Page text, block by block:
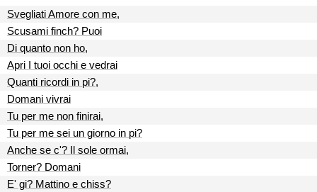
Svegliati Amore con me,
Scusami finch? Puoi
Di quanto non ho,
Apri I tuoi occhi e vedrai
Quanti ricordi in pi?,
Domani vivrai
Tu per me non finirai,
Tu per me sei un giorno in pi?
Anche se c'? Il sole ormai,
Torner? Domani
E' gi? Mattino e chiss?